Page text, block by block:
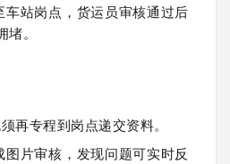
站岗点，货运员审核通过后
。
再专程到岗点递交资料。
片审核，发现问题可实时反